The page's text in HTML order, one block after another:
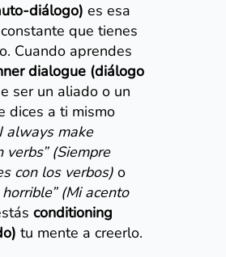
diálogo) es esa
que tienes
Cuando aprendes
dialogue (diálogo
ser un aliado o un
dices a ti mismo
always make
(Siempre
con los verbos) o
(Mi acento
conditioning
tu mente a creerlo.